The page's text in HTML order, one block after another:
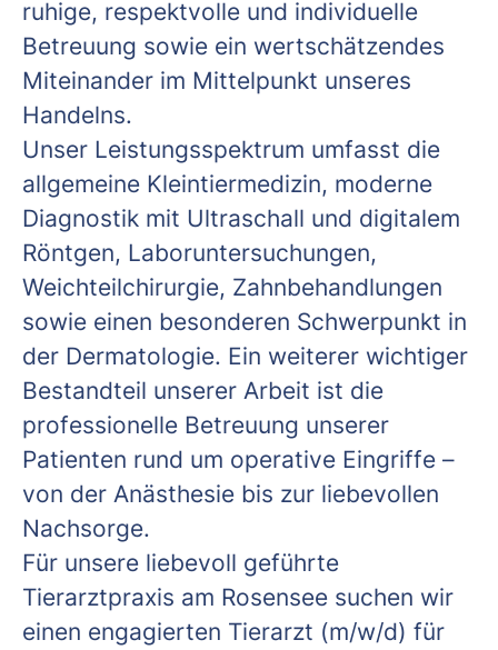
ruhige, respektvolle und individuelle
Betreuung sowie ein wertschätzendes
Miteinander im Mittelpunkt unseres
Handelns.
Unser Leistungsspektrum umfasst die
allgemeine Kleintiermedizin, moderne
Diagnostik mit Ultraschall und digitalem
Röntgen, Laboruntersuchungen,
Weichteilchirurgie, Zahnbehandlungen
sowie einen besonderen Schwerpunkt in
der Dermatologie. Ein weiterer wichtiger
Bestandteil unserer Arbeit ist die
professionelle Betreuung unserer
Patienten rund um operative Eingriffe –
von der Anästhesie bis zur liebevollen
Nachsorge.
Für unsere liebevoll geführte
Tierarztpraxis am Rosensee suchen wir
einen engagierten Tierarzt (m/w/d) für